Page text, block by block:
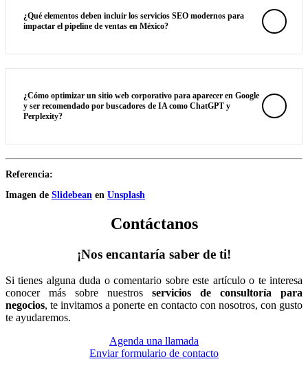
¿Qué elementos deben incluir los servicios SEO modernos para
impactar el pipeline de ventas en México?
¿Cómo optimizar un sitio web corporativo para aparecer en Google
y ser recomendado por buscadores de IA como ChatGPT y
Perplexity?
Referencia:
Imagen de Slidebean en Unsplash
Contáctanos
¡Nos encantaría saber de ti!
Si tienes alguna duda o comentario sobre este artículo o te interesa
conocer más sobre nuestros servicios de consultoría para
negocios, te invitamos a ponerte en contacto con nosotros, con gusto
te ayudaremos.
Agenda una llamada
Enviar formulario de contacto